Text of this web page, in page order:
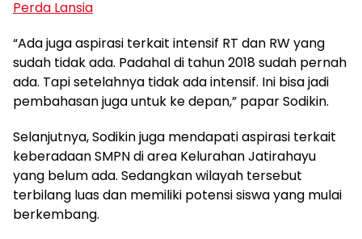
Perda Lansia
“Ada juga aspirasi terkait intensif RT dan RW yang
sudah tidak ada. Padahal di tahun 2018 sudah pernah
ada. Tapi setelahnya tidak ada intensif. Ini bisa jadi
pembahasan juga untuk ke depan,” papar Sodikin.
Selanjutnya, Sodikin juga mendapati aspirasi terkait
keberadaan SMPN di area Kelurahan Jatirahayu
yang belum ada. Sedangkan wilayah tersebut
terbilang luas dan memiliki potensi siswa yang mulai
berkembang.